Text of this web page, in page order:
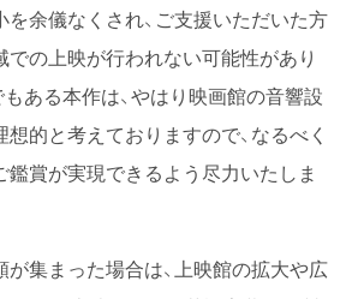
余儀なくされ、ご支援いただいた方
での上映が行われない可能性があり
ある本作は、やはり映画館の音響設
的と考えておりますので、なるべく
鑑賞が実現できるよう尽力いたしま
が集まった場合は、上映館の拡大や広